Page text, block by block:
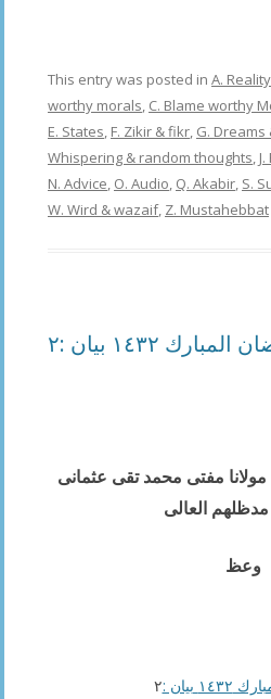
This entry was posted in A.
worthy morals, C. Blame worthy
E. States, F. Zikir & fikr, G. Dreams
Whispering & random thoughts,
N. Advice, O. Audio, Q. Akabir, S.
W. Wird & wazaif, Z. Mustahebbat
١٤٣٢ بیان :٢
مولانا مفتی محمد تقی عثمانی
العالی
وعظ
بیان : ٢